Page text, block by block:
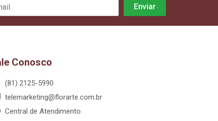
Conosco
(81) 2125-5990
telemarketing@florarte.com.br
Central de Atendimento